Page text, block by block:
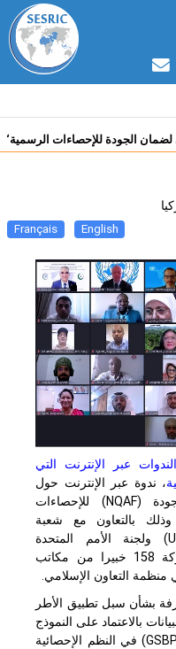
الجودة للإحصاءات الرسمية‘
English
Français
عبر الإنترنت التي
ندوة عبر الإنترنت حول
(
NQAF) للإحصاءات
يوم 8 نوفمبر 2022، وذلك بالتعاون مع شعبة
ولجنة الأمم المتحدة
) ومشاركة 158 خبيرا من مكاتب
بشأن سبل تطبيق الأطر
بالاعتماد على النموذج
) في النظم الإحصائية